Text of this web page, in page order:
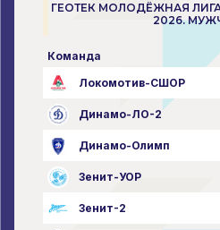
ГЕОТЕК МОЛОДЁЖНАЯ
2026.
Команда
Локомотив-СШОР
Динамо-ЛО-2
Динамо-Олимп
Зенит-УОР
Зенит-2